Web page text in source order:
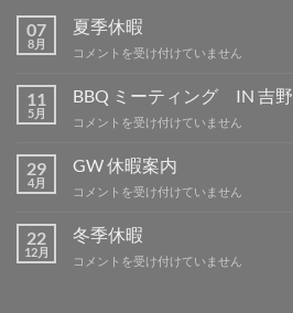
07
8月
夏季休暇
夏
休
暇
は
コメントを受け付けていません
11
5月
BBQ ミーティング IN 吉野
BBQ
ー
テ
ィ
グ
吉
コメントを受け付けていません
29
4月
GW 休暇案内
GW
暇
案
内
コメントを受け付けていません
22
12月
冬季休暇
冬
コメントを受け付けていません